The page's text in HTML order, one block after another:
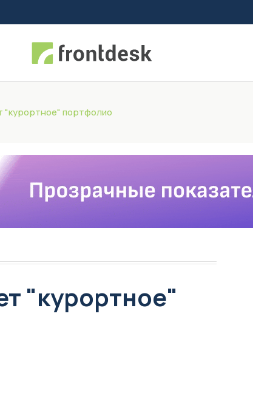
"курортное" портфолио
"курортное"